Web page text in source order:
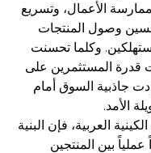
الأعمال، وتسريع
وصول المنتجات
وكلما تحسنت
قدرة المستثمرين على
جاذبية السوق أمام
الأمد.
العربية، فإن البنية
بين المنتجين